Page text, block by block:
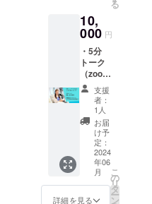
ラッ
プ、
ポーチ
など小
物をラ
ンダム
でお送
りしま
す。 少
しでも
旅の思
い出が
シェア
できる
よう
メッ
セージ
る
10,
000 円
・5分
トーク
（zoom
）チ
ケット
※大会に
ついて
や、雑
談、質
問、相
談etc,,,
・実施
概要：5
分×1回
支援
者：
1人
お届
け予
定：
2024
年06
月
詳細を見る
こ
の
リ
タ
ー
ン